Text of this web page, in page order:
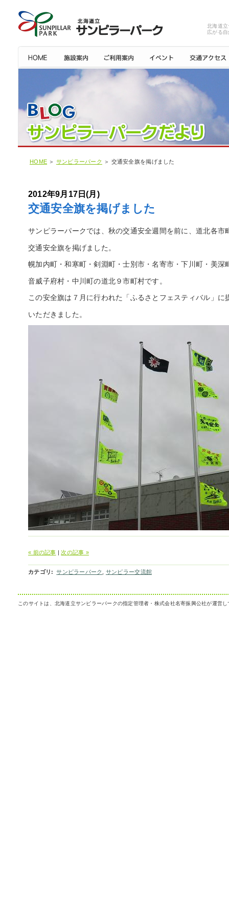
北海道
広がる
HOME ＞ サンピラーパーク ＞ 交通安全旗を掲げました
2012年9月17日(月)
交通安全旗を掲げました
サンピラーパークでは、秋の交通安全週間を前に、道北各市
交通安全旗を掲げました。
幌加内町・和寒町・剣淵町・士別市・名寄市・下川町・美深
音威子府村・中川町の道北９市町村です。
この安全旗は７月に行われた「ふるさとフェスティバル」に
いただきました。
« 前の記事 |次の記事 »
カテゴリ : サンピラーパーク サンピラー交流館
このサイトは、北海道立サンピラーパークの指定管理者・株式会社名寄振興公社が運営